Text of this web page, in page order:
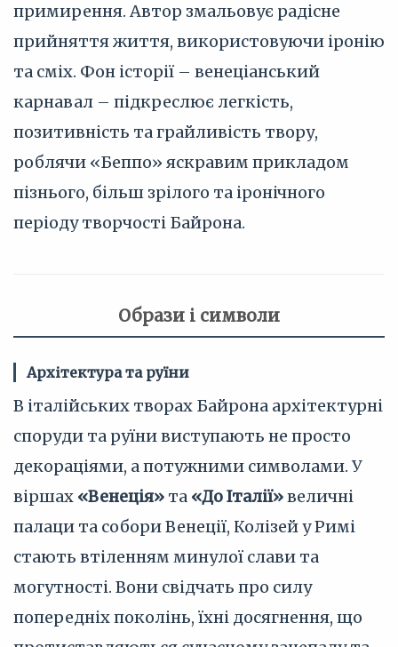
примирення. Автор змальовує радісне
прийняття життя, використовуючи іронію
та сміх. Фон історії – венеціанський
карнавал – підкреслює легкість,
позитивність та грайливість твору,
роблячи «Беппо» яскравим прикладом
пізнього, більш зрілого та іронічного
періоду творчості Байрона.
Образи і символи
Архітектура та руїни
В італійських творах Байрона архітектурні
споруди та руїни виступають не просто
декораціями, а потужними символами. У
віршах «Венеція» та «До Італії»величні
палаци та собори Венеції, Колізей у Римі
стають втіленням минулої слави та
могутності. Вони свідчать про силу
попередніх поколінь, їхні досягнення, що